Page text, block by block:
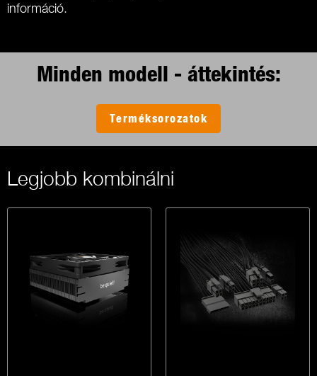
információ.
Minden modell - áttekintés:
Terméksorozatok
Legjobb kombinálni